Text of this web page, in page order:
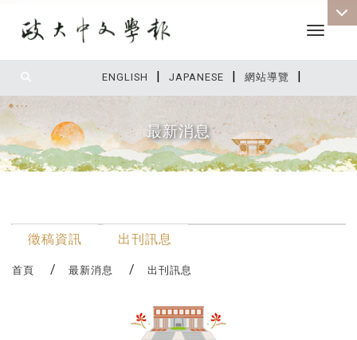
ENGLISH | JAPANESE | 網站導覽 |
Toggle
最新消息
徵稿資訊 出刊訊息
首頁 最新消息 出刊訊息